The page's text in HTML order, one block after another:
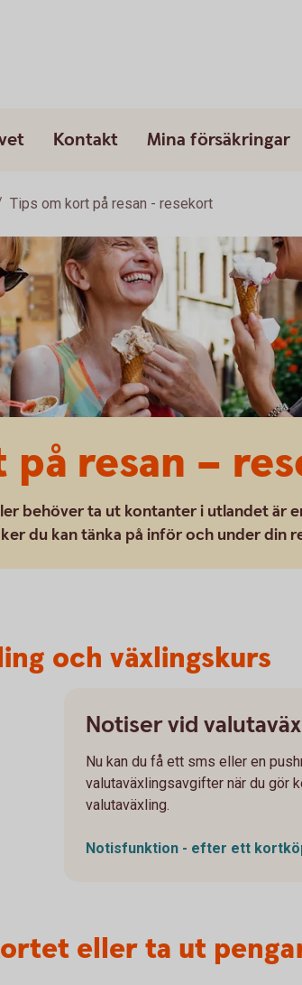
Kontakt Mina försäkringar
Tips om kort på resan - resekort
resan –
behöver ta ut kontanter i utlandet är
du kan tänka på inför och under din
och växlingskurs
Notiser vid
Nu kan du få ett sms eller en
valutaväxlingsavgifter när du gör
valutaväxling.
Notisfunktion - efter ett
eller ta ut